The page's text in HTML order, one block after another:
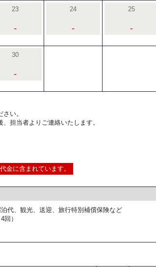
23
-
24
-
25
-
30
-
い。
担当者よりご連絡いたします。
金に含まれています。
代、観光、送迎、旅行特別補償保険など
）